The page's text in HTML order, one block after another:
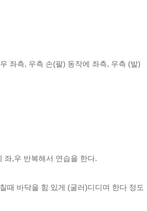
좌측, 우측 손(팔) 동작에 좌측, 우측 (발)
좌,우 반복해서 연습을 한다.
때 바닥을 힘 있게 (굴러)디디며 한다 정도